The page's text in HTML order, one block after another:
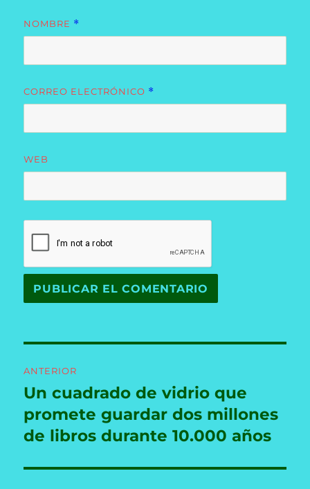
NOMBRE *
CORREO ELECTRÓNICO *
WEB
de
entradas
ANTERIOR
Entrada
anterior:
Un cuadrado de vidrio que
promete guardar dos millones
de libros durante 10.000 años